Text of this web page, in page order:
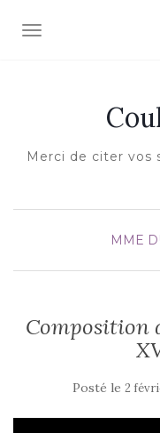
AFFICHER/
Merci de citer vos
MME
Composition
Posté le 2